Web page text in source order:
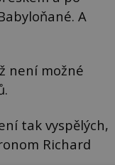
A
není možné
tak vyspělých,
Richard